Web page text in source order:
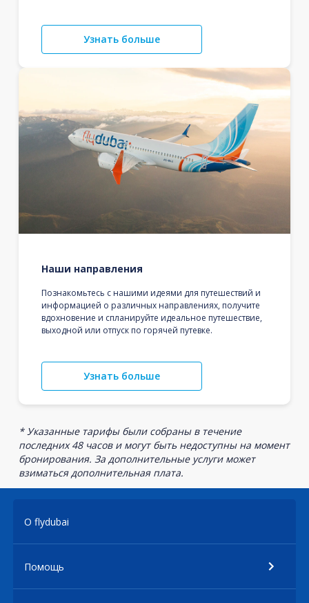
Узнать больше
Наши направления
Познакомьтесь с нашими идеями для путешествий и
информацией о различных направлениях, получите
вдохновение и спланируйте идеальное путешествие,
выходной или отпуск по горячей путевке.
Узнать больше
* Указанные тарифы были собраны в течение
последних 48 часов и могут быть недоступны на момент
бронирования. За дополнительные услуги может
взиматься дополнительная плата.
О flydubai
Помощь